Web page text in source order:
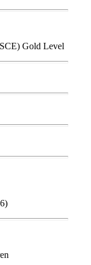
Gold Level